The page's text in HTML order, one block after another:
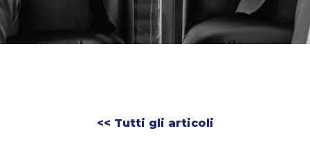
<< Tutti gli articoli